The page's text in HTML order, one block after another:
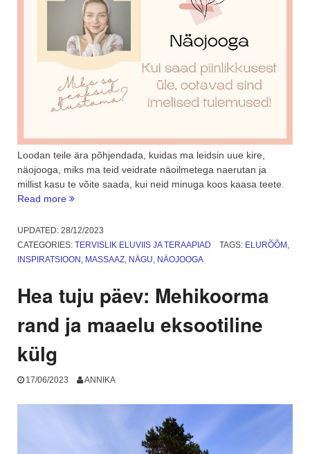
Loodan teile ära põhjendada, kuidas ma leidsin uue kire,
näojooga, miks ma teid veidrate näoilmetega naerutan ja
millist kasu te võite saada, kui neid minuga koos kaasa teete.
Read more “Näojooga
miks
ma
sellega
UPDATED: 28/12/2023
CATEGORIES: TERVISLIK ELUVIIS JA TERAAPIAD TAGS: ELURÕÕM ,
INSPIRATSIOON , MASSAAZ, NÄGU, NÄOJOOGA
Hea tuju päev: Mehikoorma
rand ja maaelu eksootiline
külg
17/06/2023 ANNIKA